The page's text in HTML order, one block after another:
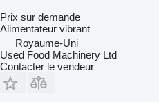
Prix sur demande
Alimentateur vibrant
Royaume-Uni
Used Food Machinery Ltd
Contacter le vendeur